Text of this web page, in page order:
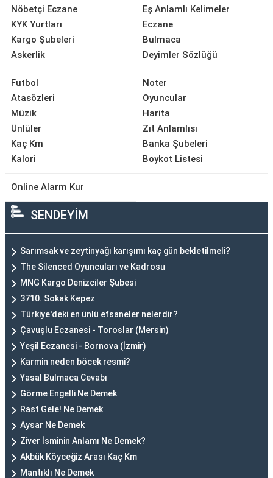
Nöbetçi Eczane
KYK Yurtları
Kargo Şubeleri
Askerlik
Eş Anlamlı Kelimeler
Eczane
Bulmaca
Deyimler Sözlüğü
Futbol
Atasözleri
Müzik
Ünlüler
Kaç Km
Kalori
Noter
Oyuncular
Harita
Zıt Anlamlısı
Banka Şubeleri
Boykot Listesi
Online Alarm Kur
SENDEYİM
Sarımsak ve zeytinyağı karışımı kaç gün bekletilmeli?
The Silenced Oyuncuları ve Kadrosu
MNG Kargo Denizciler Şubesi
3710. Sokak Kepez
Türkiye'deki en ünlü efsaneler nelerdir?
Çavuşlu Eczanesi - Toroslar (Mersin)
Yeşil Eczanesi - Bornova (İzmir)
Karmin neden böcek resmi?
Yasal Bulmaca Cevabı
Görme Engelli Ne Demek
Rast Gele! Ne Demek
Aysar Ne Demek
Ziver İsminin Anlamı Ne Demek?
Akbük Köyceğiz Arası Kaç Km
Mantıklı Ne Demek